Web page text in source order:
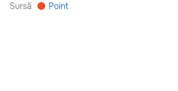
Sursă Point